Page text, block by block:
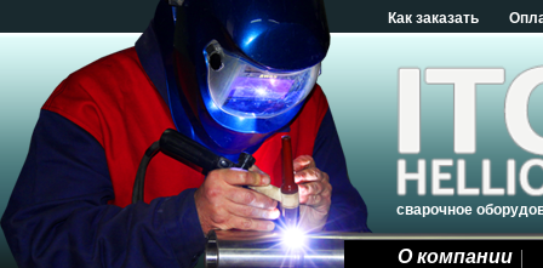
Как заказать
сварочное
О компании